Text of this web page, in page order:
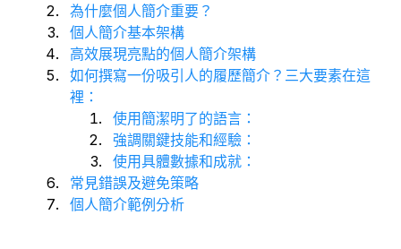
為什麼個人簡介重要？
個人簡介基本架構
高效展現亮點的個人簡介架構
如何撰寫一份吸引人的履歷簡介？三大要素在這
裡：
使用簡潔明了的語言：
強調關鍵技能和經驗：
使用具體數據和成就：
常見錯誤及避免策略
個人簡介範例分析